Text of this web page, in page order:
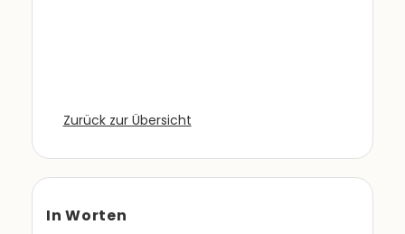
Zurück zur Übersicht
In Worten